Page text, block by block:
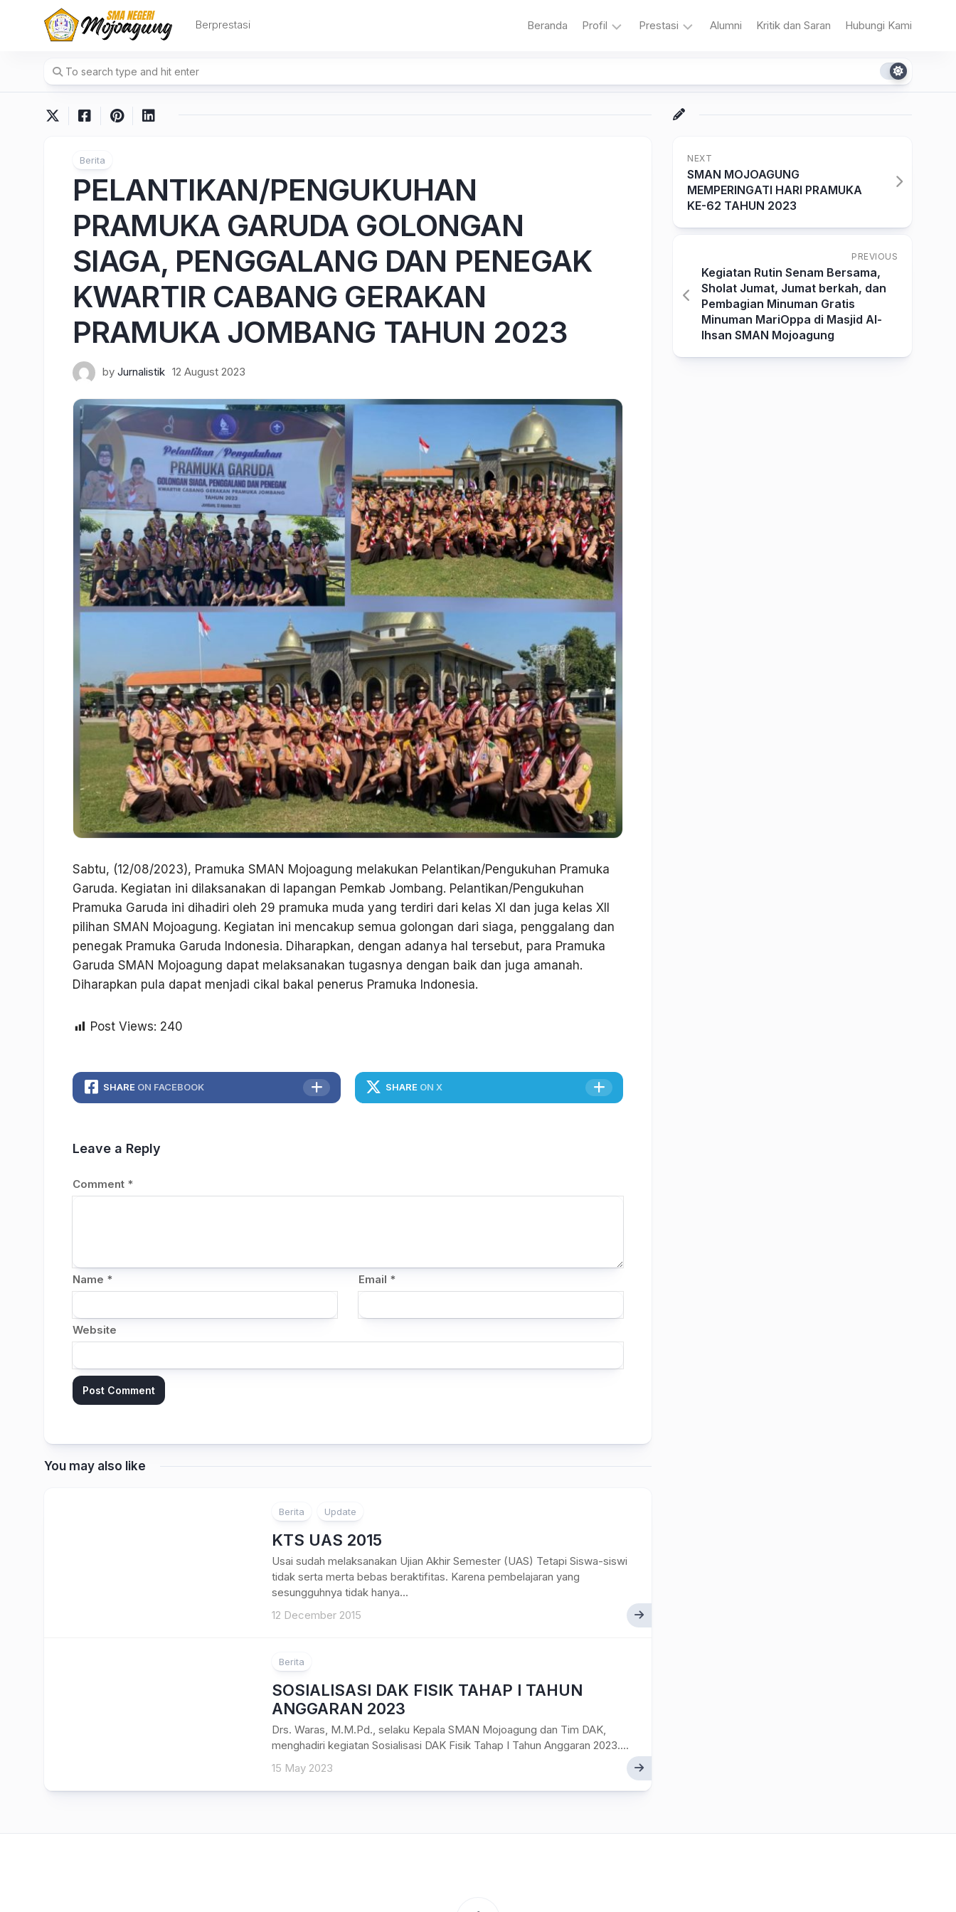
Berprestasi Beranda Profil
Sekolah
Prestasi
Akademik
Alumni Kritik dan Saran Hubungi Kami
Berita
PELANTIKAN/PENGUKUHAN
PRAMUKA GARUDA GOLONGAN
SIAGA, PENGGALANG DAN PENEGAK
KWARTIR CABANG GERAKAN
PRAMUKA JOMBANG TAHUN 2023
by Jurnalistik 12 August 2023
Sabtu, (12/08/2023), Pramuka SMAN Mojoagung melakukan Pelantikan/Pengukuhan Pramuka
Garuda. Kegiatan ini dilaksanakan di lapangan Pemkab Jombang. Pelantikan/Pengukuhan
Pramuka Garuda ini dihadiri oleh 29 pramuka muda yang terdiri dari kelas XI dan juga kelas XII
pilihan SMAN Mojoagung. Kegiatan ini mencakup semua golongan dari siaga, penggalang dan
penegak Pramuka Garuda Indonesia. Diharapkan, dengan adanya hal tersebut, para Pramuka
Garuda SMAN Mojoagung dapat melaksanakan tugasnya dengan baik dan juga amanah.
Diharapkan pula dapat menjadi cikal bakal penerus Pramuka Indonesia.
Post Views: 240
SHARE ON FACEBOOK SHARE ON X
Leave a Reply
Comment *
Name * Email *
Website
You may also like
Berita Update
KTS UAS 2015
Usai sudah melaksanakan Ujian Akhir Semester (UAS) Tetapi Siswa-siswi
tidak serta merta bebas beraktifitas. Karena pembelajaran yang
sesungguhnya tidak hanya...
12 December 2015
Berita
SOSIALISASI DAK FISIK TAHAP I TAHUN
ANGGARAN 2023
Drs. Waras, M.M.Pd., selaku Kepala SMAN Mojoagung dan Tim DAK,
menghadiri kegiatan Sosialisasi DAK Fisik Tahap I Tahun Anggaran 2023....
15 May 2023
NEXT
SMAN MOJOAGUNG
MEMPERINGATI HARI PRAMUKA
KE-62 TAHUN 2023
PREVIOUS
Kegiatan Rutin Senam Bersama,
Sholat Jumat, Jumat berkah, dan
Pembagian Minuman Gratis
Minuman MariOppa di Masjid Al-
Ihsan SMAN Mojoagung